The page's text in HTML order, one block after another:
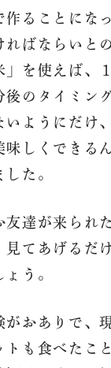
オンライン
作ることにな
ればならいと
」を使えば、
後のタイミン
いようにだけ
味しくできる
た。
友達が来られ
見てあげるだ
う。
がおありで、
トも食べたこ